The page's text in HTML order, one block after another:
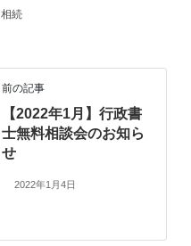
相続
前の記事
【2022年1月】行政書
士無料相談会のお知ら
せ
2022年1月4日